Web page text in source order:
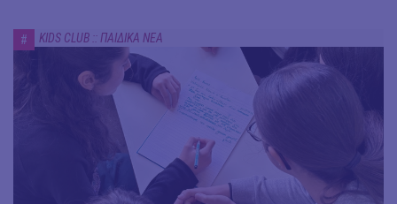
# KIDS CLUB :: ΠΑΙΔΙΚΑ ΝΕΑ